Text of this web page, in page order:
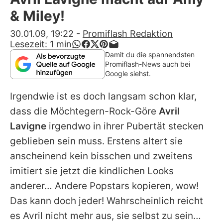
Alle Themen auf Promiflash
App runterladen
Team
Redaktionelle Richtlinien
Impressum
Nutzungsbedingungen
Utiq verwalten
& Miley!
30.01.09, 19:22 - Promiflash Redaktion
Lesezeit: 1 min
Damit du die spannendsten
Promiflash-News auch bei
Google siehst.
Irgendwie ist es doch langsam schon klar,
dass die Möchtegern-Rock-Göre Avril
Lavigne irgendwo in ihrer Pubertät stecken
geblieben sein muss. Erstens altert sie
anscheinend kein bisschen und zweitens
imitiert sie jetzt die kindlichen Looks
anderer… Andere Popstars kopieren, wow!
Das kann doch jeder! Wahrscheinlich reicht
es Avril nicht mehr aus, sie selbst zu sein…